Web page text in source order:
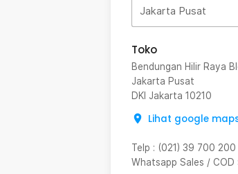
Jakarta Pusat
Toko
Bendungan Hilir Raya
Jakarta Pusat
DKI Jakarta 10210
Lihat google
Telp : (021) 39 700 200
Whatsapp Sales / COD